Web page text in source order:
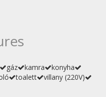
gáz kamra
konyha
toalett
villany (220V)